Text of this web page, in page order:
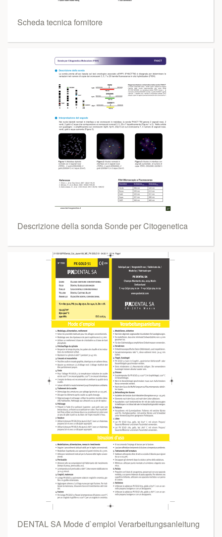
Scheda tecnica fornitore
Descrizione della sonda Sonde per Citogenetica
DENTAL SA Mode d`emploi Verarbeitungsanleitung